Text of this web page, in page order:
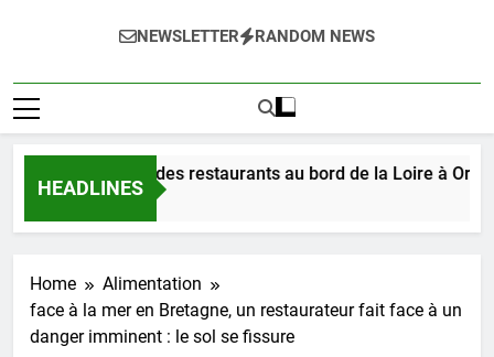
NEWSLETTER RANDOM NEWS
HEADLINES
les délices des restaurants au bord de la Loire à Orléans
Home
Alimentation
face à la mer en Bretagne, un restaurateur fait face à un
danger imminent : le sol se fissure